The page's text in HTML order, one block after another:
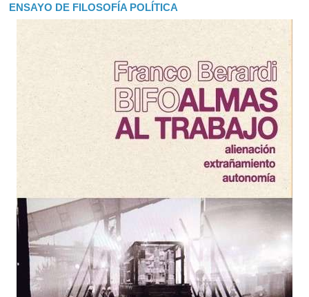
ENSAYO DE FILOSOFÍA POLÍTICA